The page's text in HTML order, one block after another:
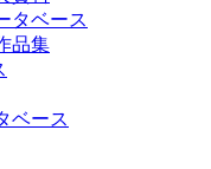
タベース
品集
ベース